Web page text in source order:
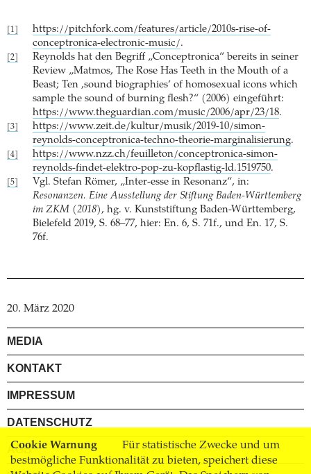
Cookie Warnung
Für statistische Zwecke und um
bestmögliche Funktionalität zu bieten, speichert diese
[1]
https://pitchfork.com/features/article/2010s-rise-of-
conceptronica-electronic-music/.
[2]
Reynolds hat den Begriff „Conceptronica“ bereits in seiner
Review „Matmos, The Rose Has Teeth in the Mouth of a
Beast; Ten ,sound biographies‘ of homosexual icons which
sample the sound of burning flesh?“ (2006) eingeführt:
https://www.theguardian.com/music/2006/apr/23/18.
[3]
https://www.zeit.de/kultur/musik/2019-10/simon-
reynolds-conceptronica-techno-theorie-marginalisierung.
[4]
https://www.nzz.ch/feuilleton/conceptronica-simon-
reynolds-findet-elektro-pop-zu-kopflastig-ld.1519750.
[5]
Vgl. Stefan Römer, „Inter-esse in Resonanz“, in:
Resonanzen. Eine Ausstellung der Stiftung Baden-Württemberg
im ZKM (2018) , hg. v. Kunststiftung Baden-Württemberg,
Bielefeld 2019, S. 68–77, hier: En. 6, S. 71f., und En. 17, S.
76f.
20. März 2020
MEDIA
KONTAKT
IMPRESSUM
DATENSCHUTZ
AGB